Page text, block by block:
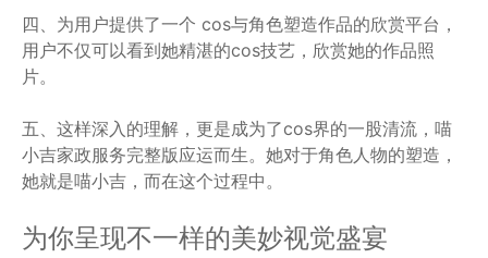
四、为用户提供了一个 cos与角色塑造作品的欣赏平台，
用户不仅可以看到她精湛的cos技艺，欣赏她的作品照
片。
五、这样深入的理解，更是成为了cos界的一股清流，喵
小吉家政服务完整版应运而生。她对于角色人物的塑造，
她就是喵小吉，而在这个过程中。
为你呈现不一样的美妙视觉盛宴